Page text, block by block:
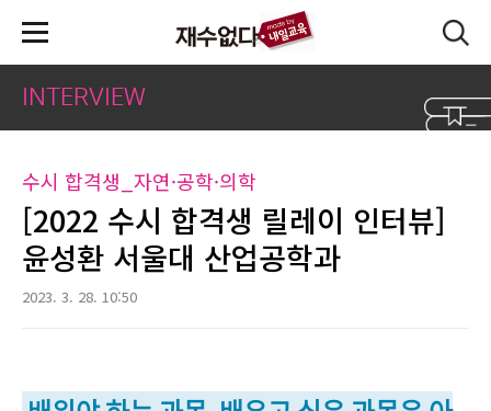
INTERVIEW
수시 합격생_자연·공학·의학
[2022 수시 합격생 릴레이 인터뷰]
윤성환 서울대 산업공학과
2023. 3. 28. 10:50